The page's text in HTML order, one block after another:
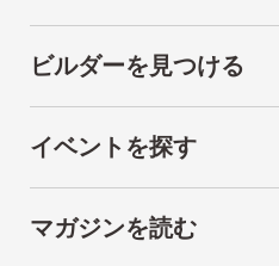
ビルダーを見つける
イベントを探す
マガジンを読む